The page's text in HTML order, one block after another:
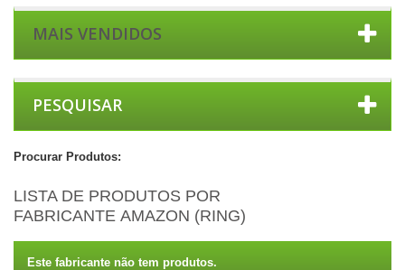
MAIS VENDIDOS
PESQUISAR
Procurar Produtos:
LISTA DE PRODUTOS POR
FABRICANTE AMAZON (RING)
Este fabricante não tem produtos.